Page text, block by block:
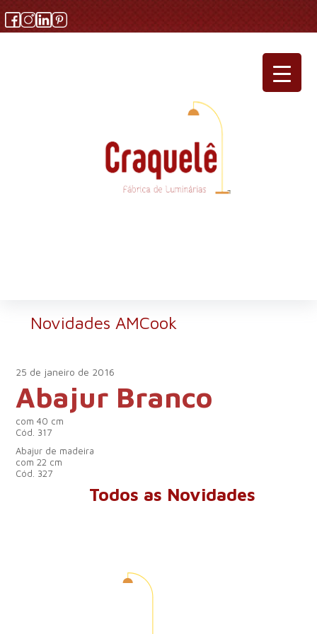
Novidades AMCook
25 de janeiro de 2016
Abajur Branco
com 40 cm
Cód. 317
Abajur de madeira
com 22 cm
Cód. 327
Todos as Novidades